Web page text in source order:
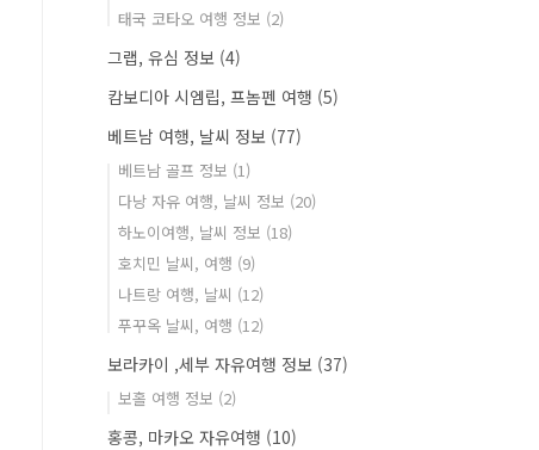
태국 코타오 여행 정보 (2)
그랩, 유심 정보 (4)
캄보디아 시엠립, 프놈펜 여행 (5)
베트남 여행, 날씨 정보 (77)
베트남 골프 정보 (1)
다낭 자유 여행, 날씨 정보 (20)
하노이여행, 날씨 정보 (18)
호치민 날씨, 여행 (9)
나트랑 여행, 날씨 (12)
푸꾸옥 날씨, 여행 (12)
보라카이 ,세부 자유여행 정보 (37)
보홀 여행 정보 (2)
홍콩, 마카오 자유여행 (10)